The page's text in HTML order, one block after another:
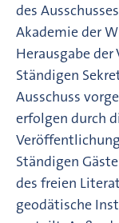
des
Akademie der
Herausgabe
Ständigen
Ausschuss
erfolgen durch
Ständigen
des freien
geodätische